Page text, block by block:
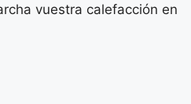
vuestra calefacción en